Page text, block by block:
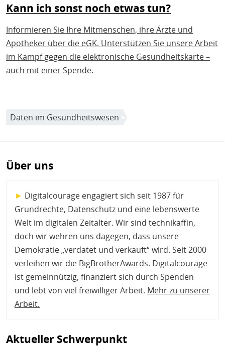
Kann ich sonst noch etwas tun?
Informieren Sie Ihre Mitmenschen, ihre Ärzte und
Apotheker über die eGK. Unterstützen Sie unsere Arbeit
im Kampf gegen die elektronische Gesundheitskarte –
auch mit einer Spende.
Daten im Gesundheitswesen
Über uns
► Digitalcourage engagiert sich seit 1987 für
Grundrechte, Datenschutz und eine lebenswerte
Welt im digitalen Zeitalter. Wir sind technikaffin,
doch wir wehren uns dagegen, dass unsere
Demokratie „verdatet und verkauft“ wird. Seit 2000
verleihen wir die BigBrotherAwards. Digitalcourage
ist gemeinnützig, finanziert sich durch Spenden
und lebt von viel freiwilliger Arbeit. Mehr zu unserer
Arbeit.
Aktueller Schwerpunkt